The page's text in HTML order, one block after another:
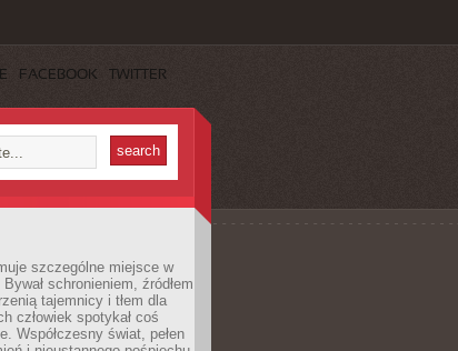
FACEBOOK TWITTER
szczególne miejsce w
schronieniem, źródłem
tajemnicy i tłem dla
człowiek spotykał coś
Współczesny świat, pełen